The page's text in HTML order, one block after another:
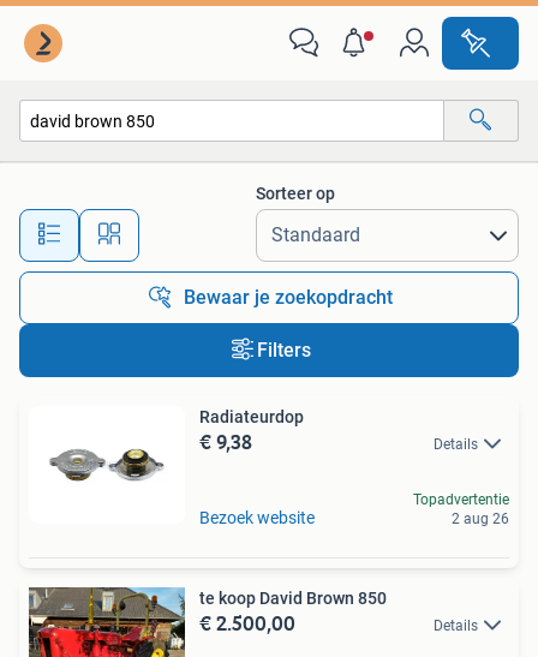
Alle afstanden…
Sorteer op
Bewaar je zoekopdracht
Filters
Radiateurdop
€ 9,38 Details
Bezoek website
Topadvertentie
2 aug 26
te koop David Brown 850
€ 2.500,00 Details